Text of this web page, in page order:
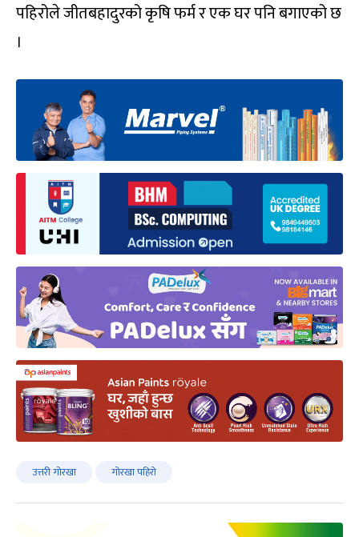
पहिरोले जीतबहादुरको कृषि फर्म र एक घर पनि बगाएको छ
।
उत्तरी गोरखा गोरखा पहिरो